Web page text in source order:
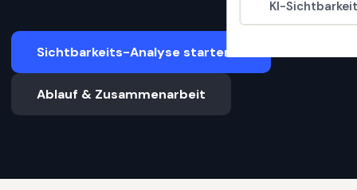
KI-
Sichtbarkeits-Analyse starten
Ablauf & Zusammenarbeit